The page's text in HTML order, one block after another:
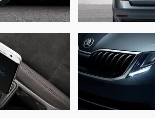
155 мм
1225 кг
568 л